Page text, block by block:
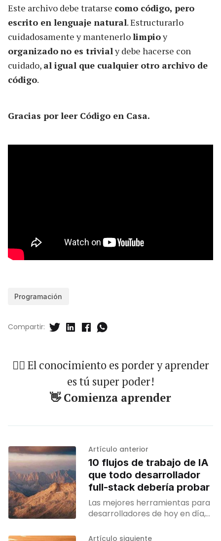
Este archivo debe tratarse como código, pero
escrito en lenguaje natural. Estructurarlo
cuidadosamente y mantenerlolimpioy
organizadono es trivialy debe hacerse con
cuidado, al igual que cualquier otro archivo de
código.
Gracias por leer Código en Casa.
Programación
Compartir:
🐱‍🏍 El conocimiento es porder y aprender
es tú super poder!
👋 Comienza aprender
Artículo anterior
10 flujos de trabajo de IA
que todo desarrollador
full-stack debería probar
Las mejores herramientas para
desarrolladores de hoy en día,
Claude y Cursor, no solo
Artículo siguiente